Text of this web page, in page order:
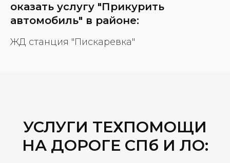
оказать услугу "Прикурить
автомобиль" в районе:
ЖД станция "Пискаревка"
УСЛУГИ ТЕХПОМОЩИ
НА ДОРОГЕ СПб И ЛО: